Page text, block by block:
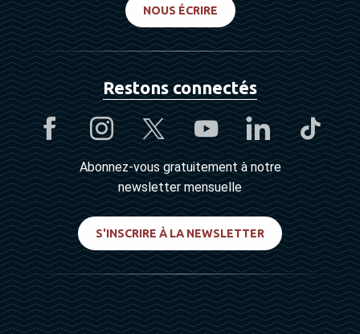
NOUS ÉCRIRE
Restons connectés
Abonnez-vous gratuitement à notre
newsletter mensuelle
S'INSCRIRE À LA NEWSLETTER